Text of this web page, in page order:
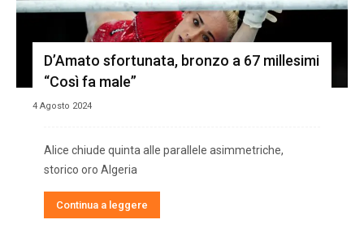
D’Amato sfortunata, bronzo a 67 millesimi
“Così fa male”
4 Agosto 2024
Alice chiude quinta alle parallele asimmetriche,
storico oro Algeria
Continua a leggere